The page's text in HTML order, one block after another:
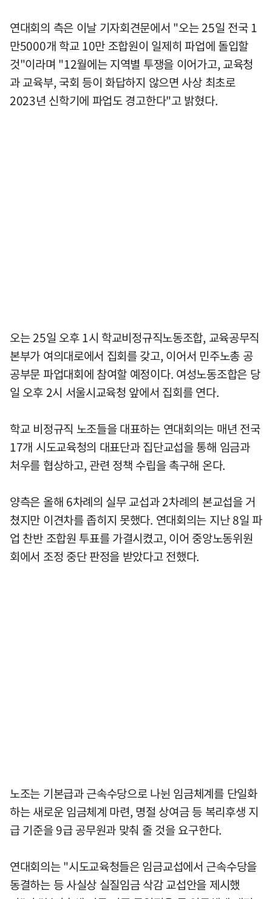
연대회의 측은 이날 기자회견문에서 "오는 25일 전국 1
만5000개 학교 10만 조합원이 일제히 파업에 돌입할
것"이라며 "12월에는 지역별 투쟁을 이어가고, 교육청
과 교육부, 국회 등이 화답하지 않으면 사상 최초로
2023년 신학기에 파업도 경고한다"고 밝혔다.
오는 25일 오후 1시 학교비정규직노동조합, 교육공무직
본부가 여의대로에서 집회를 갖고, 이어서 민주노총 공
공부문 파업대회에 참여할 예정이다. 여성노동조합은 당
일 오후 2시 서울시교육청 앞에서 집회를 연다.
학교 비정규직 노조들을 대표하는 연대회의는 매년 전국
17개 시도교육청의 대표단과 집단교섭을 통해 임금과
처우를 협상하고, 관련 정책 수립을 촉구해 온다.
양측은 올해 6차례의 실무 교섭과 2차례의 본교섭을 거
쳤지만 이견차를 좁히지 못했다. 연대회의는 지난 8일 파
업 찬반 조합원 투표를 가결시켰고, 이어 중앙노동위원
회에서 조정 중단 판정을 받았다고 전했다.
노조는 기본급과 근속수당으로 나뉜 임금체계를 단일화
하는 새로운 임금체계 마련, 명절 상여금 등 복리후생 지
급 기준을 9급 공무원과 맞춰 줄 것을 요구한다.
연대회의는 "시도교육청들은 임금교섭에서 근속수당을
동결하는 등 사실상 실질임금 삭감 교섭안을 제시했